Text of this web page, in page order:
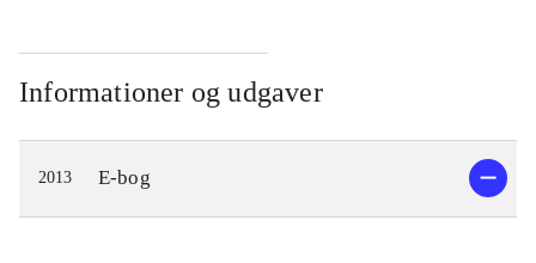
Informationer og udgaver
2013 E-bog